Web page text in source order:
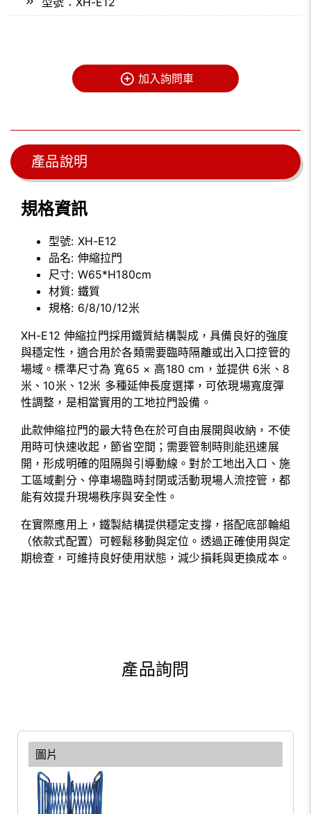
加入詢問車
產品說明
規格資訊
型號: XH-E12
品名: 伸縮拉門
尺寸: W65*H180cm
材質: 鐵質
規格: 6/8/10/12米
XH-E12 伸縮拉門採用鐵質結構製成，具備良好的強度
與穩定性，適合用於各類需要臨時隔離或出入口控管的
場域。標準尺寸為 寬65 × 高180 cm，並提供 6米、8
米、10米、12米 多種延伸長度選擇，可依現場寬度彈
性調整，是相當實用的工地拉門設備。
此款伸縮拉門的最大特色在於可自由展開與收納，不使
用時可快速收起，節省空間；需要管制時則能迅速展
開，形成明確的阻隔與引導動線。對於工地出入口、施
工區域劃分、停車場臨時封閉或活動現場人流控管，都
能有效提升現場秩序與安全性。
在實際應用上，鐵製結構提供穩定支撐，搭配底部輪組
（依款式配置）可輕鬆移動與定位。透過正確使用與定
期檢查，可維持良好使用狀態，減少損耗與更換成本。
產品詢問